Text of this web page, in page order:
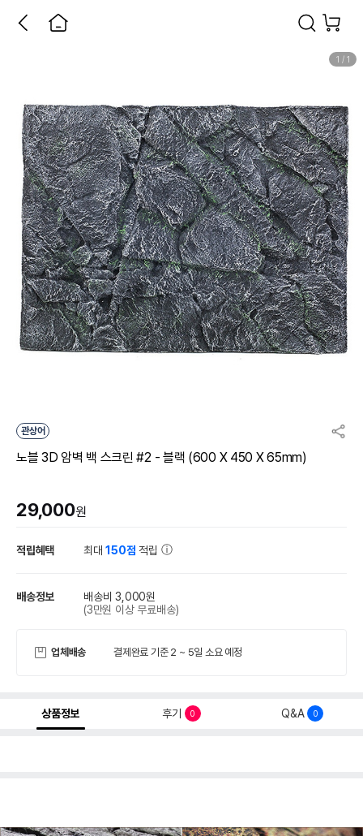
1 / 1
관상어
노블 3D 암벽 백 스크린 #2 - 블랙 (600 X 450 X 65mm)
29,000원
적립혜택 최대150점 적립
배송정보
배송비 3,000원
(3만원 이상 무료배송)
업체배송 결제완료 기준 2 ~ 5일 소요 예정
상품정보 후기 0 Q&A 0